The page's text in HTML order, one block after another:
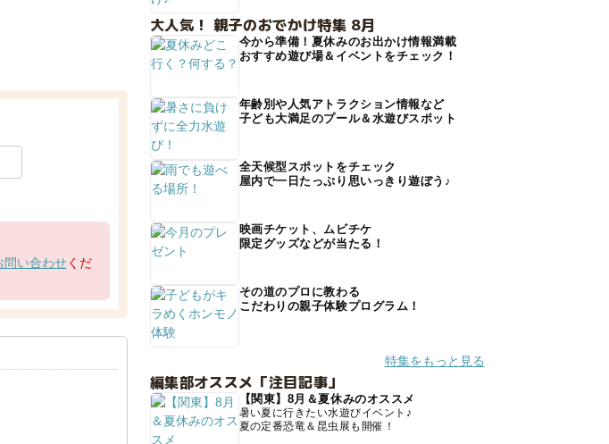
問い合わせくだ
大人気！ 親子のおでかけ特集 8月
今から準備！夏休みのお出かけ情報満載
おすすめ遊び場＆イベントをチェック！
年齢別や人気アトラクション情報など
子ども大満足のプール＆水遊びスポット
全天候型スポットをチェック
屋内で一日たっぷり思いっきり遊ぼう♪
映画チケット、ムビチケ
限定グッズなどが当たる！
その道のプロに教わる
こだわりの親子体験プログラム！
特集をもっと見る
編集部オススメ「注目記事」
【関東】8月＆夏休みのオススメ
暑い夏に行きたい水遊びイベント♪
夏の定番恐竜＆昆虫展も開催！